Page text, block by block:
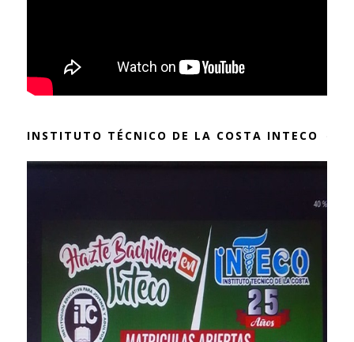
INSTITUTO TÉCNICO DE LA COSTA INTECO